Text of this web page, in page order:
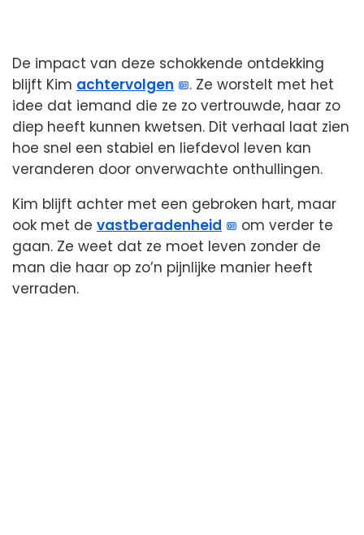
De impact van deze schokkende ontdekking
blijft Kim achtervolgen
. Ze worstelt met het
idee dat iemand die ze zo vertrouwde, haar zo
diep heeft kunnen kwetsen. Dit verhaal laat zien
hoe snel een stabiel en liefdevol leven kan
veranderen door onverwachte onthullingen.
Kim blijft achter met een gebroken hart, maar
ook met de vastberadenheid
om verder te
gaan. Ze weet dat ze moet leven zonder de
man die haar op zo’n pijnlijke manier heeft
verraden.